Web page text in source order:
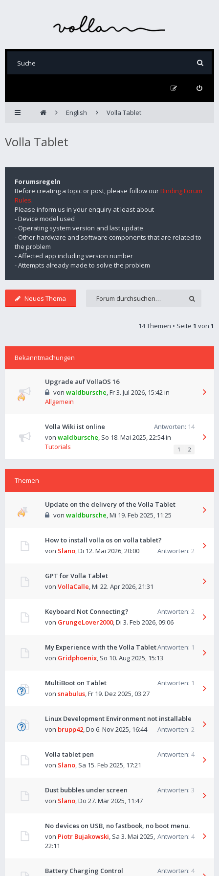
English Volla Tablet
Volla Tablet
Forumsregeln
Before creating a topic or post, please follow ourBinding Forum
Rules.
Please inform us in your enquiry at least about
- Device model used
- Operating system version and last update
- Other hardware and software components that are related to
the problem
- Affected app including version number
- Attempts already made to solve the problem
Neues Thema
14 Themen • Seite 1 von 1
Bekanntmachungen
Upgrade auf VollaOS 16
von waldbursche,Fr 3. Jul 2026, 15:42in
Allgemein
Volla Wiki ist online Antworten: 14
von waldbursche, So 18. Mai 2025, 22:54in
Tutorials
1 2
Themen
Update on the delivery of the Volla Tablet
von waldbursche,Mi 19. Feb 2025, 11:25
How to install volla os on volla tablet?
Antworten: 2
von Slano,Di 12. Mai 2026, 20:00
GPT for Volla Tablet
von VollaCalle,Mi 22. Apr 2026, 21:31
Keyboard Not Connecting? Antworten: 2
von GrungeLover2000,Di 3. Feb 2026, 09:06
My Experience with the Volla TabletAntworten: 1
von Gridphoenix, So 10. Aug 2025, 15:13
MultiBoot on Tablet Antworten: 1
von snabulus,Fr 19. Dez 2025, 03:27
Linux Development Environment not installable
Antworten: 2
von brupp42,Do 6. Nov 2025, 16:44
Volla tablet pen Antworten: 4
von Slano, Sa 15. Feb 2025, 17:21
Dust bubbles under screen Antworten: 3
von Slano,Do 27. Mär 2025, 11:47
No devices on USB, no fastbook, no boot menu.
Antworten: 4
von Piotr Bujakowski, Sa 3. Mai 2025,
22:11
Battery Charging Control Antworten: 4